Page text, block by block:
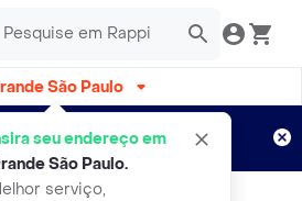
São Paulo
seu endereço em
São Paulo.
serviço,
grátis por 15 dias!
Aplicam T&C